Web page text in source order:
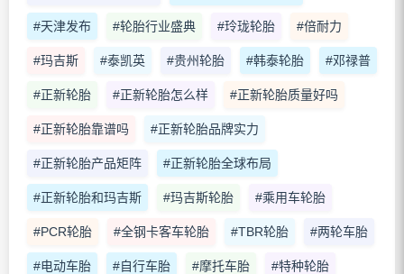
#天津发布 #轮胎行业盛典 #玲珑轮胎 #倍耐力
#玛吉斯 #泰凯英 #贵州轮胎 #韩泰轮胎 #邓禄普
#正新轮胎 #正新轮胎怎么样 #正新轮胎质量好吗
#正新轮胎靠谱吗 #正新轮胎品牌实力
#正新轮胎产品矩阵 #正新轮胎全球布局
#正新轮胎和玛吉斯 #玛吉斯轮胎 #乘用车轮胎
#PCR轮胎 #全钢卡客车轮胎 #TBR轮胎 #两轮车胎
#电动车胎 #自行车胎 #摩托车胎 #特种轮胎